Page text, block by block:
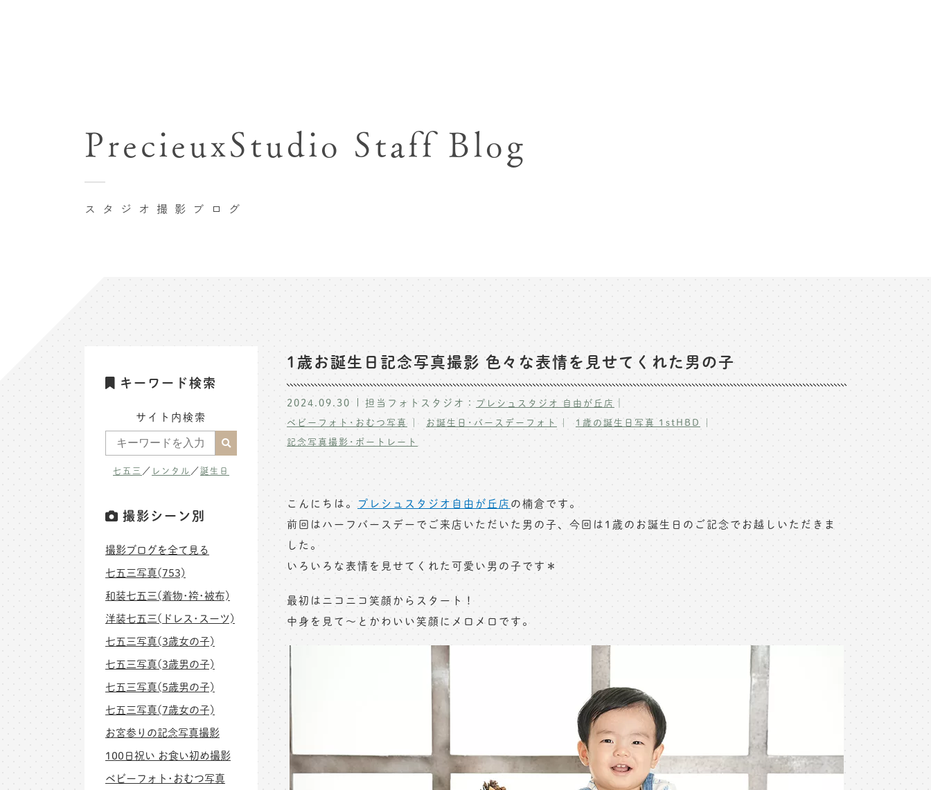
卒業袴･卒業写真撮影
入園入学･卒園卒業記念撮影
ハーフ成人式･10歳の祝い記念撮影
マタニティフォト撮影
自由が丘店
八王子店
横浜港北店 et Fleur
スタジオ撮影ブログ
PrecieuxStudio Staff Blog
1歳お誕生日記念写真撮影 色々な表情を見せてくれた男の子
2024.09.30 担当フォトスタジオ： プレシュスタジオ 自由が丘店 ｜
ベビーフォト･おむつ写真 お誕生日･バースデーフォト
1歳の誕生日写真 1stHBD
記念写真撮影･ポートレート
こんにちは。 プレシュスタジオ自由が丘店の楠倉です。
前回はハーフバースデーでご来店いただいた男の子、今回は1歳のお誕生日のご記念でお越しいただきま
した。
いろいろな表情を見せてくれた可愛い男の子です＊
最初はニコニコ笑顔からスタート！
中身を見て〜とかわいい笑顔にメロメロです。
キーワード検索
サイト内検索
七五三 ／ レンタル ／誕生日
撮影シーン別
撮影ブログを全て見る
七五三写真(753)
和装七五三(着物･袴･被布)
洋装七五三(ドレス･スーツ)
七五三写真(3歳女の子)
七五三写真(3歳男の子)
七五三写真(5歳男の子)
七五三写真(7歳女の子)
お宮参りの記念写真撮影
100日祝い お食い初め撮影
ベビーフォト･おむつ写真